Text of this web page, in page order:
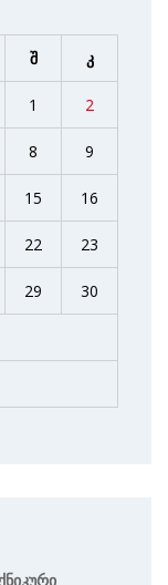
შ კ
1 2
8 9
15 16
22 23
29 30